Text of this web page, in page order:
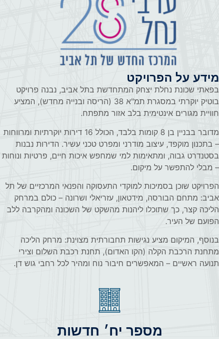
מידע על הפרויקט
בפאתי שכונת נחלת יצחק המתחדשת בתל אביב, נבנה פרויקט
בוטיק יוקרתי במסגרת תמ"א 38 (הריסה ובנייה מחדש), המציע
חוויית מגורים אינטימית בלב אזור מתפתח.
מדובר בבניין בן 8 קומות בלבד, הכולל 16 דירות יוקרתיות ומרווחות
– בתכנון מוקפד, עיצוב מודרני ומפרט טכני עשיר. הדירות נבנות
בסטנדרט גבוה, ומתאימות למי שמחפש איכות חיים, פרטיות ונוחות
– מבלי להתפשר על מיקום.
הפרויקט שוכן בסמיכות למוקדי התעסוקה והפנאי המרכזיים של תל
אביב: מתחם הבורסה, מידטאון, עזריאלי ושרונה – כולם במרחק
הליכה קצר, כך שתוכלו ליהנות מהשקט של השכונה ומהקרבה ללב
הפועם של העיר.
בנוסף, המיקום מציע נגישות תחבורתית מצוינת: מרחק הליכה
מתחנת הרכבת הקלה (הקו האדום), תחנת רכבת השלום וצירי
תנועה ראשיים – המאפשרים חיבור נוח ומהיר לכל רחבי גוש דן.
מספר יח׳ חדשות​